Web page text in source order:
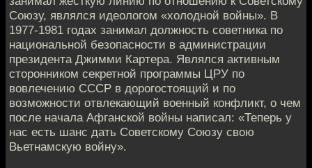
Союзу, являлся идеологом «холодной войны». В
1977-1981 годах занимал должность советника по
национальной безопасности в администрации
президента Джимми Картера. Являлся активным
сторонником секретной программы ЦРУ по
вовлечению СССР в дорогостоящий и по
возможности отвлекающий военный конфликт, о чем
после начала Афганской войны написал: «Теперь у
нас есть шанс дать Советскому Союзу свою
Вьетнамскую войну».